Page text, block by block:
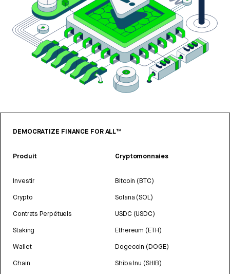
DEMOCRATIZE FINANCE FOR ALL™
Produit
Investir
Crypto
Contrats Perpétuels
Staking
Wallet
Chain
Cryptomonnaies
Bitcoin (BTC)
Solana (SOL)
USDC (USDC)
Ethereum (ETH)
Dogecoin (DOGE)
Shiba Inu (SHIB)